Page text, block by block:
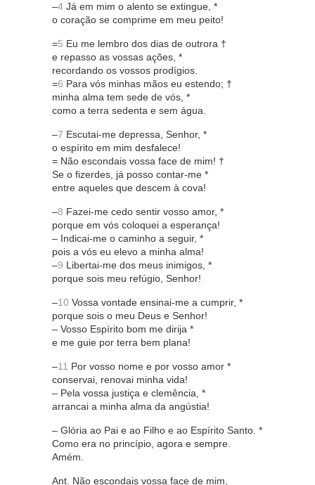
–4 Já em mim o alento se extingue, *
o coração se comprime em meu peito!
=5 Eu me lembro dos dias de outrora †
e repasso as vossas ações, *
recordando os vossos prodígios.
=6 Para vós minhas mãos eu estendo; †
minha alma tem sede de vós, *
como a terra sedenta e sem água.
–7 Escutai-me depressa, Senhor, *
o espírito em mim desfalece!
= Não escondais vossa face de mim! †
Se o fizerdes, já posso contar-me *
entre aqueles que descem à cova!
–8 Fazei-me cedo sentir vosso amor, *
porque em vós coloquei a esperança!
– Indicai-me o caminho a seguir, *
pois a vós eu elevo a minha alma!
–9 Libertai-me dos meus inimigos, *
porque sois meu refúgio, Senhor!
–10 Vossa vontade ensinai-me a cumprir, *
porque sois o meu Deus e Senhor!
– Vosso Espírito bom me dirija *
e me guie por terra bem plana!
–11 Por vosso nome e por vosso amor *
conservai, renovai minha vida!
– Pela vossa justiça e clemência, *
arrancai a minha alma da angústia!
– Glória ao Pai e ao Filho e ao Espírito Santo. *
Como era no princípio, agora e sempre.
Amém.
Ant. Não escondais vossa face de mim,